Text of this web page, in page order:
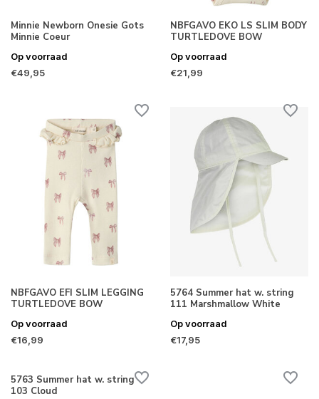
Minnie Newborn Onesie Gots
Minnie Coeur
Op voorraad
€49,95
NBFGAVO EKO LS SLIM BODY
TURTLEDOVE BOW
Op voorraad
€21,99
NBFGAVO EFI SLIM LEGGING
TURTLEDOVE BOW
Op voorraad
€16,99
5764 Summer hat w. string
111 Marshmallow White
Op voorraad
€17,95
5763 Summer hat w. string
103 Cloud